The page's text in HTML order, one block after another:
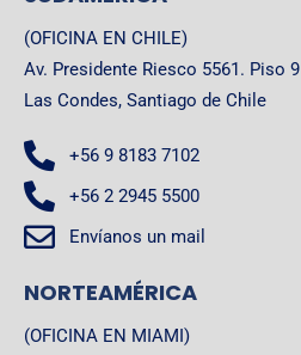
(OFICINA EN CHILE)
Av. Presidente Riesco 5561. Piso 9
Las Condes, Santiago de Chile
+56 9 8183 7102
+56 2 2945 5500
Envíanos un mail
NORTEAMÉRICA
(OFICINA EN MIAMI)